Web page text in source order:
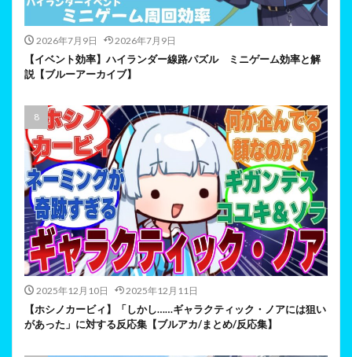
2026年7月9日 2026年7月9日
【イベント効率】ハイランダー線路パズル ミニゲーム効率と解
説【ブルーアーカイブ】
2025年12月10日 2025年12月11日
【ホシノカービィ】「しかし……ギャラクティック・ノアには狙い
があった」に対する反応集【ブルアカ/まとめ/反応集】